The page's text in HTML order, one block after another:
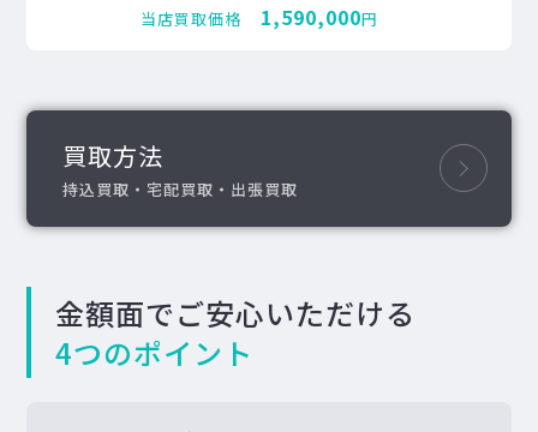
当店買取価格
1,590,000円
買取方法
持込買取・宅配買取・出張買取
金額面でご安心いただける
4つのポイント